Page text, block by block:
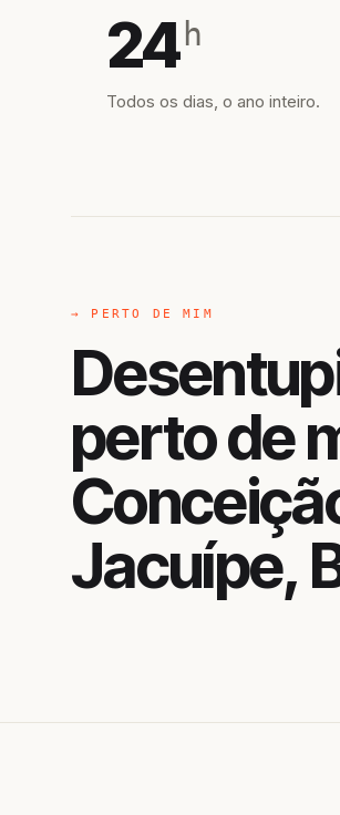
24 h
Todos os dias, o ano inteiro.
→ PERTO DE MIM
perto de
Jacuípe,